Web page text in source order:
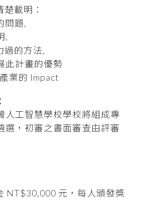
載明：
問題,
,
過的方法,
此計畫的優勢
業的 Impact
人工智慧學校學校將組成專
選，初審之書面審查由評審
NT$30,000 元，每人頒發獎